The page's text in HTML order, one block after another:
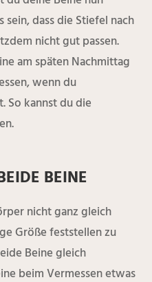
sein, dass die Stiefel nach
nicht gut passen.
am späten Nachmittag
wenn du
So kannst du die
BEINE
nicht ganz gleich
Größe feststellen zu
Beine gleich
beim Vermessen etwas